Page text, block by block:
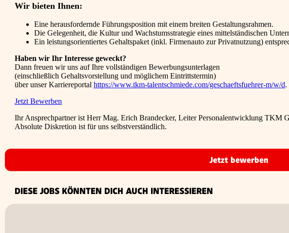
Wir bieten Ihnen:
Eine herausfordernde Führungsposition mit einem breiten Gestaltungsrahmen.
Die Gelegenheit, die Kultur und Wachstumsstrategie eines mittelständischen
Ein leistungsorientiertes Gehaltspaket (inkl. Firmenauto zur Privatnutzung)
Haben wir Ihr Interesse geweckt?
Dann freuen wir uns auf Ihre vollständigen Bewerbungsunterlagen
(einschließlich Gehaltsvorstellung und möglichem Eintrittstermin)
über unser Karriereportal https://www.tkm-talentschmiede.com/geschaeftsfuehrer-m/w/d.
Jetzt Bewerben
Ihr Ansprechpartner ist Herr Mag. Erich Brandecker, Leiter Personalentwicklung TKM
Absolute Diskretion ist für uns selbstverständlich.
Jetzt bewerben
DIESE JOBS KÖNNTEN DICH AUCH INTERESSIEREN